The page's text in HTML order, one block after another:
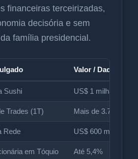
financeiras terceirizadas,
decisória e sem
família presidencial.
Valor / Dado
Sushi US$ 1 milhão a
Trades (1T) Mais de 3.700
Rede US$ 600 milhões
em Tóquio Até 5,4%